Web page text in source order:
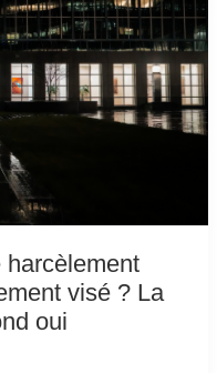
harcèlement
visé ? La
oui